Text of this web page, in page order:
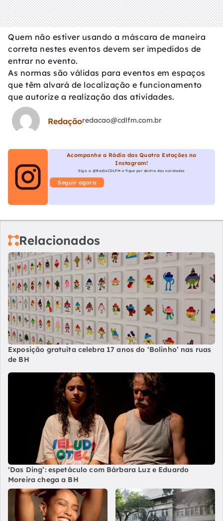
Quem não estiver usando a máscara de maneira
correta nestes eventos devem ser impedidos de
entrar no evento.
As normas são válidas para eventos em espaços
que têm alvará de localização e funcionamento
que autorize a realização das atividades.
Redaçãoredacao@cdlfm.com.br
Acompanhe a Rádio das Quatro Estações no
Instagram!
Siga a @RadioCDLFM e fique por dentro das novidades
Seguir agora
Relacionados
Exposição gratuita celebra 17 anos do ‘Bolinho’ nas ruas
de BH
‘Das Ding’: espetáculo com Bárbara Luz e Eduardo
Moreira chega a BH